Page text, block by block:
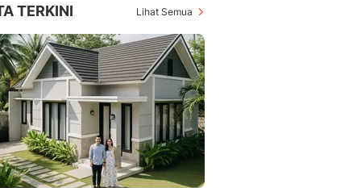
TERKINI Lihat Semua